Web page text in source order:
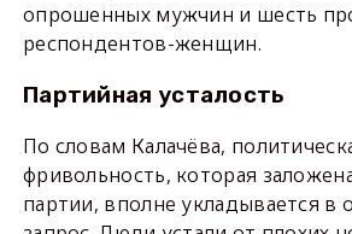
опрошенных мужчин и шесть
респондентов-женщин.
Партийная усталость
По словам Калачёва,
фривольность, которая
партии, вполне укладывается в